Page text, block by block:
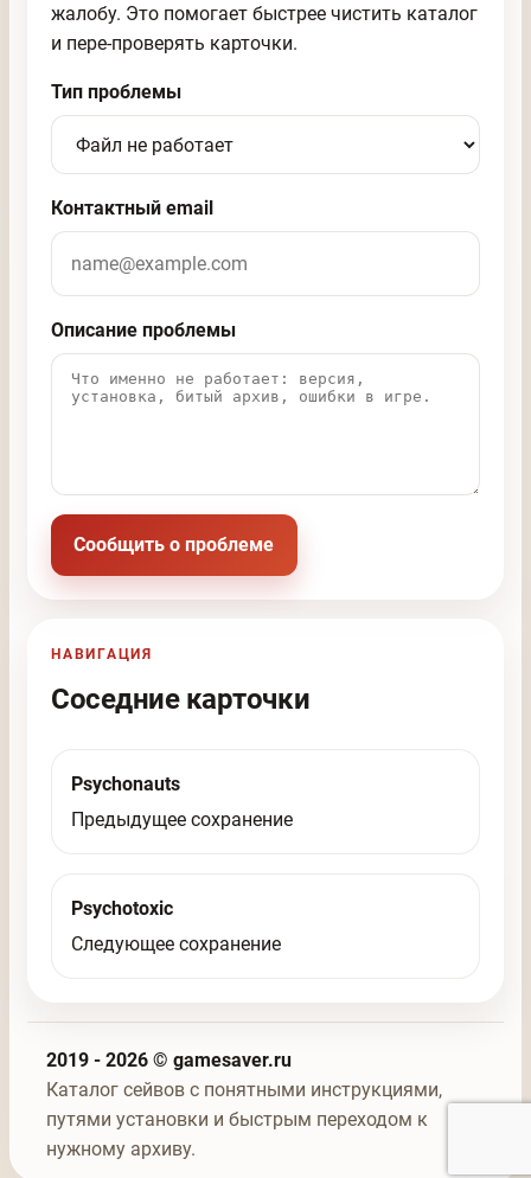
жалобу. Это помогает быстрее чистить каталог
и пере-проверять карточки.
Тип проблемы
Контактный email
Описание проблемы
Сообщить о проблеме
НАВИГАЦИЯ
Соседние карточки
Psychonauts
Предыдущее сохранение
Psychotoxic
Следующее сохранение
2019 - 2026 © gamesaver.ru
Каталог сейвов с понятными инструкциями,
путями установки и быстрым переходом к
нужному архиву.